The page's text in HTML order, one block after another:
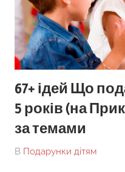
67+ ідей Що
5 років (на
за темами
On
By
В Подарунки дітям